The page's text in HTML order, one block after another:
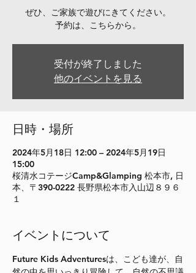
ぜひ、ご家族で遊びにきてください。
予約は、こちらから。
受付が終了しました
他のイベントを見る
日時・場所
2024年5月18日 12:00 – 2024年5月19日
15:00
桜清水コテージCamp&Glamping 松本市, 日
本、〒390-0222 長野県松本市入山辺８９６
１
イベントについて
Future Kids Adventuresは、こども達が、自